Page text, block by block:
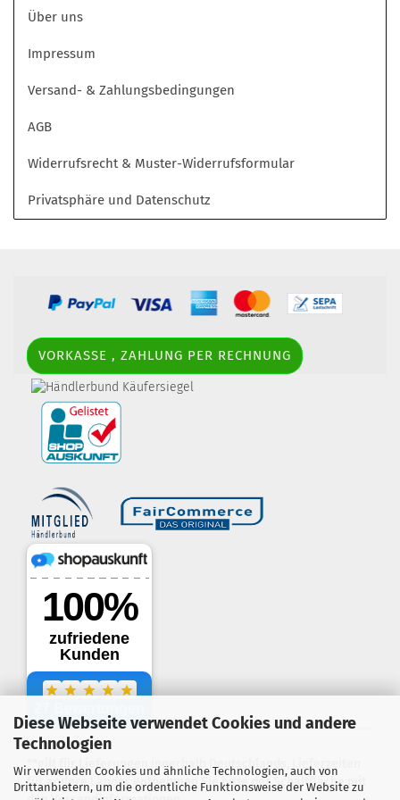
Diese Webseite verwendet Cookies und andere
Technologien
Wir verwenden Cookies und ähnliche Technologien, auch von
Drittanbietern, um die ordentliche Funktionsweise der Website zu
Über uns
Impressum
Versand- & Zahlungsbedingungen
AGB
Widerrufsrecht & Muster-Widerrufsformular
Privatsphäre und Datenschutz
VORKASSE , ZAHLUNG PER RECHNUNG
.
**gilt für Lieferungen innerhalb Deutschlands, Lieferzeiten
für andere Länder entnehmen Sie bitte der Schaltfläche mit